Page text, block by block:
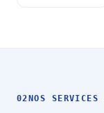
02 NOS SERVICES